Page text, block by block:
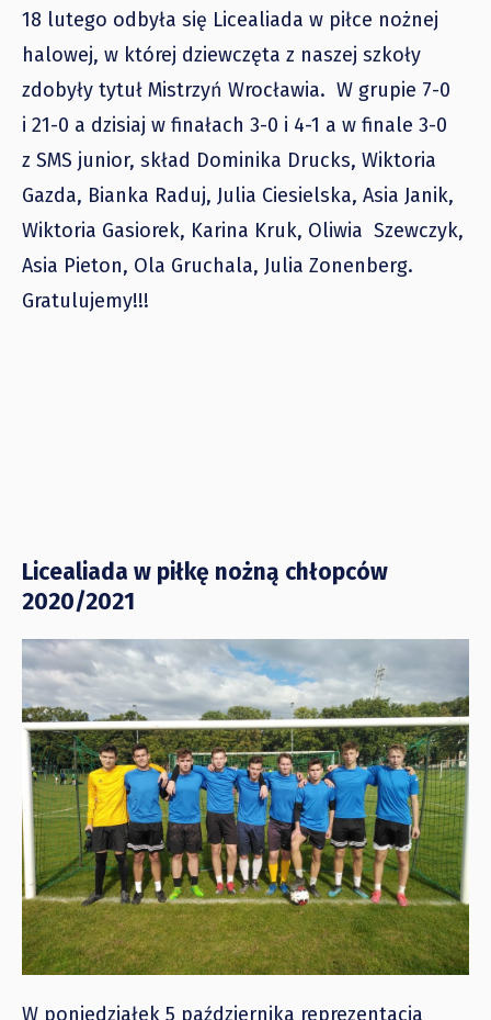
18 lutego odbyła się Licealiada w piłce nożnej
halowej, w której dziewczęta z naszej szkoły
zdobyły tytuł Mistrzyń Wrocławia. W grupie 7-0
i 21-0 a dzisiaj w finałach 3-0 i 4-1 a w finale 3-0
z SMS junior, skład Dominika Drucks, Wiktoria
Gazda, Bianka Raduj, Julia Ciesielska, Asia Janik,
Wiktoria Gasiorek, Karina Kruk, Oliwia Szewczyk,
Asia Pieton, Ola Gruchala, Julia Zonenberg.
Gratulujemy!!!
Licealiada w piłkę nożną chłopców
2020/2021
W poniedziałek 5 października reprezentacja